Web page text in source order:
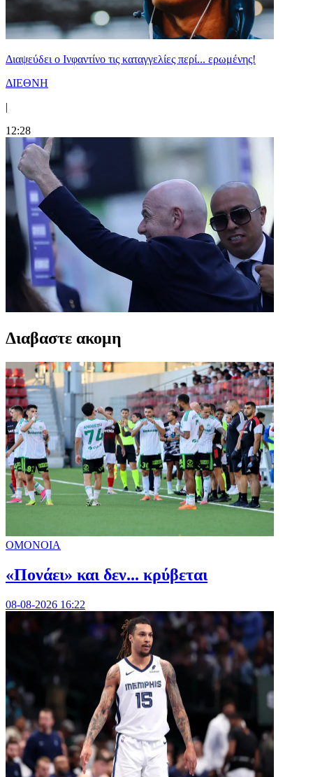
Διαψεύδει ο Ινφαντίνο τις καταγγελίες περί... ερωμένης!
ΔΙΕΘΝΗ
|
12:28
Διαβαστε ακομη
ΟΜΟΝΟΙΑ
«Πονάει» και δεν... κρύβεται
08-08-2026 16:22